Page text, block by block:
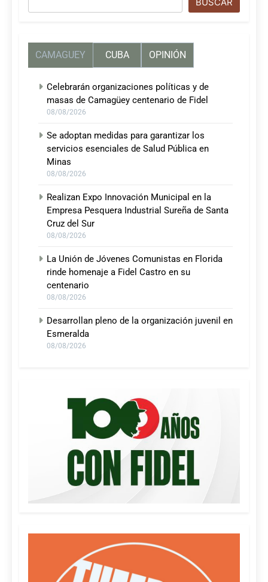
CAMAGUEY CUBA OPINIÓN
Celebrarán organizaciones políticas y de
masas de Camagüey centenario de Fidel
08/08/2026
Se adoptan medidas para garantizar los
servicios esenciales de Salud Pública en
Minas
08/08/2026
Realizan Expo Innovación Municipal en la
Empresa Pesquera Industrial Sureña de Santa
Cruz del Sur
08/08/2026
La Unión de Jóvenes Comunistas en Florida
rinde homenaje a Fidel Castro en su
centenario
08/08/2026
Desarrollan pleno de la organización juvenil en
Esmeralda
08/08/2026